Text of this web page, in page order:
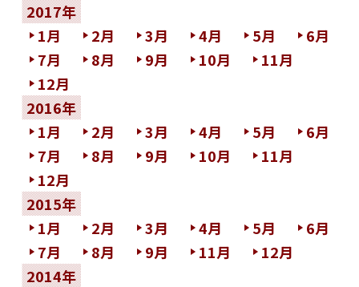
2017年
1月
2月 3月 4月 5月
6月
7月
8月 9月 10月
11月
12月
2016年
1月
2月 3月 4月 5月
6月
7月
8月 9月 10月
11月
12月
2015年
1月
2月 3月 4月 5月
6月
7月
8月 9月 11月
12月
2014年